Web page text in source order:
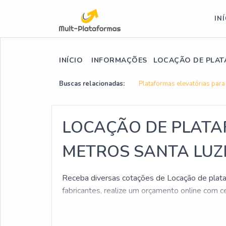
INÍCIO INFORMAÇÕES LOCAÇÃO DE
Buscas relacionadas: Plataformas elevatórias
LOCAÇÃO DE
METROS SANTA
Receba diversas cotações de Locação de
fabricantes, realize um orçamento online com
Buscou por Locação de plataforma articulada